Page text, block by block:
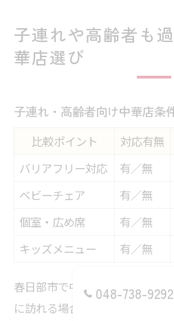
子連れや高齢者も
華店選び
子連れ・高齢者向け中華店条
比較ポイント 対応有無
バリアフリー対応
有／無
ベビーチェア
有／無
個室・広め席
有／無
キッズメニュー
有／無
春日部市で中華料理店を選ぶ際
に訪れる場合は、店内環境やサ
048-738-9292